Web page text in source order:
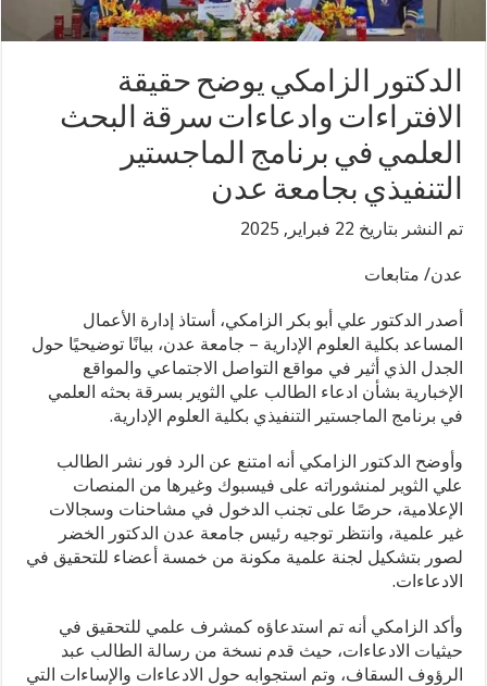
الدكتور الزامكي يوضح حقيقة
الافتراءات وادعاءات سرقة البحث
العلمي في برنامج الماجستير
التنفيذي بجامعة عدن
تم النشر بتاريخ 22 فبراير, 2025
عدن/ متابعات
أصدر الدكتور علي أبو بكر الزامكي، أستاذ إدارة الأعمال
المساعد بكلية العلوم الإدارية – جامعة عدن، بيانًا توضيحيًا حول
الجدل الذي أثير في مواقع التواصل الاجتماعي والمواقع
الإخبارية بشأن ادعاء الطالب علي الثوير بسرقة بحثه العلمي
في برنامج الماجستير التنفيذي بكلية العلوم الإدارية.
وأوضح الدكتور الزامكي أنه امتنع عن الرد فور نشر الطالب
علي الثوير لمنشوراته على فيسبوك وغيرها من المنصات
الإعلامية، حرصًا على تجنب الدخول في مشاحنات وسجالات
غير علمية، وانتظر توجيه رئيس جامعة عدن الدكتور الخضر
لصور بتشكيل لجنة علمية مكونة من خمسة أعضاء للتحقيق في
الادعاءات.
وأكد الزامكي أنه تم استدعاؤه كمشرف علمي للتحقيق في
حيثيات الادعاءات، حيث قدم نسخة من رسالة الطالب عبد
الرؤوف السقاف، وتم استجوابه حول الادعاءات والإساءات التي